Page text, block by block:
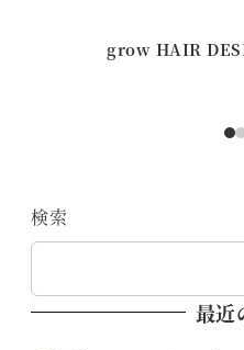
grow HAIR
検索
最近